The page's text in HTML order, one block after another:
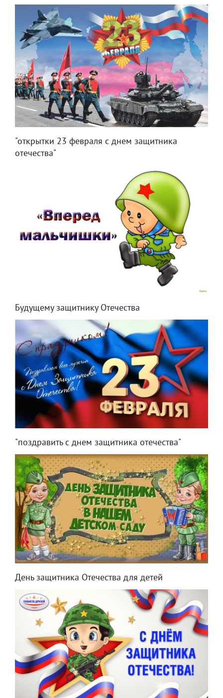
"открытки 23 февраля с днем защитника
отечества"
Будущему защитнику Отечества
"поздравить с днем защитника отечества"
День защитника Отечества для детей